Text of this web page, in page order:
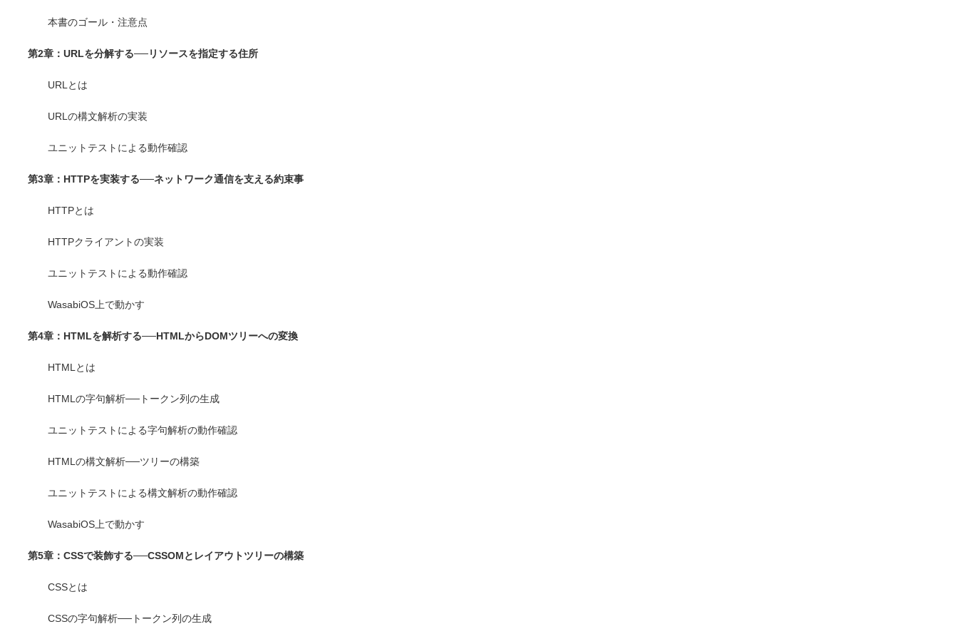
本書のゴール・注意点
第2章：URLを分解する──リソースを指定する住所
URLとは
URLの構文解析の実装
ユニットテストによる動作確認
第3章：HTTPを実装する──ネットワーク通信を支える約束事
HTTPとは
HTTPクライアントの実装
ユニットテストによる動作確認
WasabiOS上で動かす
第4章：HTMLを解析する──HTMLからDOMツリーへの変換
HTMLとは
HTMLの字句解析──トークン列の生成
ユニットテストによる字句解析の動作確認
HTMLの構文解析──ツリーの構築
ユニットテストによる構文解析の動作確認
WasabiOS上で動かす
第5章：CSSで装飾する──CSSOMとレイアウトツリーの構築
CSSとは
CSSの字句解析──トークン列の生成